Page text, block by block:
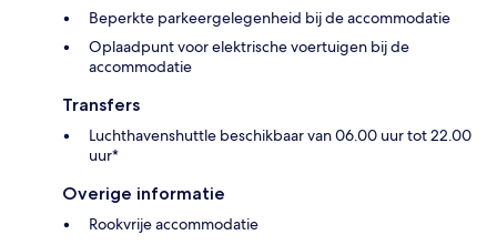
Beperkte parkeergelegenheid bij de accommodatie
Oplaadpunt voor elektrische voertuigen bij de
accommodatie
Transfers
Luchthavenshuttle beschikbaar van 06.00 uur tot 22.00
uur*
Overige informatie
Rookvrije accommodatie